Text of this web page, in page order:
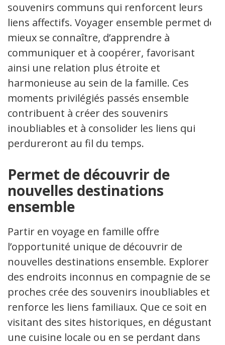
souvenirs communs qui renforcent leurs
liens affectifs. Voyager ensemble permet de
mieux se connaître, d’apprendre à
communiquer et à coopérer, favorisant
ainsi une relation plus étroite et
harmonieuse au sein de la famille. Ces
moments privilégiés passés ensemble
contribuent à créer des souvenirs
inoubliables et à consolider les liens qui
perdureront au fil du temps.
Permet de découvrir de
nouvelles destinations
ensemble
Partir en voyage en famille offre
l’opportunité unique de découvrir de
nouvelles destinations ensemble. Explorer
des endroits inconnus en compagnie de ses
proches crée des souvenirs inoubliables et
renforce les liens familiaux. Que ce soit en
visitant des sites historiques, en dégustant
une cuisine locale ou en se perdant dans